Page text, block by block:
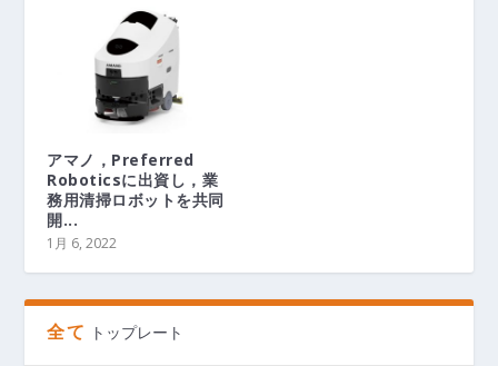
アマノ，Preferred
Roboticsに出資し，業
務用清掃ロボットを共同
開...
1月 6, 2022
全て トップレート